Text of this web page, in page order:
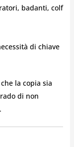
badanti, colf
di chiave
la copia sia
di non